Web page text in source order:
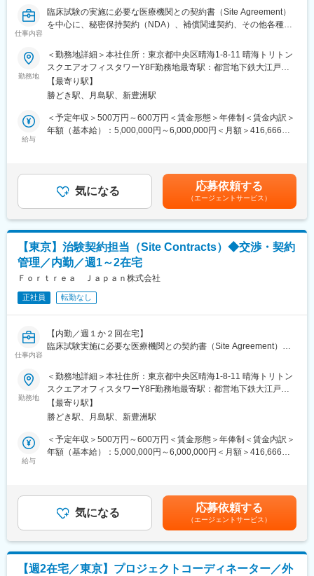
その後各拠点に配属され先輩社員から業務を引継ぎながらOJT担
当者とともに医療機関へ同行する等徐々に業務を身に着けます。
入社後1年程度で一人で担当を持てるようになりますが、その後も
す。
変更の範囲：会社の定める業務
▽働き方について
◎有給,フレキシブル休暇は入社時から使用可能です。
◎出社率は30%程度（週1～2回）、残業も平均15時間以下とワー
クライフバランスが実現できます。
■研修制度：
実践的な階層別研修や職種別研修、全社共有専門研修など、社員
「組織の長としてメンバー育成や事業の成長に貢献する」、「プ
ロフェッショナルとして専門性をとことん突き詰める」、「ビジ
ネスリーダーとして顧客に付加価値を提供する」等々、個人の経
験や適性、希望に応じたキャリアパスが用意されています。さら
に、適材適所・組織活性化を目的に、EPSグループ内の他職種へ
チャレンジすることが可能で自律的なキャリアチェンジができる
「社内公募」「自己申告」などの制度も整備されております。
変更の範囲：会社の定める業務
仕事内容
臨床試験の実施に必要な医療機関との契約書（Site Agreement）
を中心に、秘密保持契約（NDA）、補償関連契約、その他各種契
臨床試験チームや社内関係部署、医療機関と連携しながら、契約
締結プロセスを円滑に推進するとともに、契約管理システムの運
用、契約書類の管理・保管業務を担います。SOPや関連手順書を
遵守し、高品質かつ効率的な契約業務の遂行を通じて、臨床試験
の円滑な立ち上げ・運営に貢献していただきます。
■仕事内容：
交渉および締結支援
秘密保持契約（NDA）、補償契約（Indemnification Letter）など
各種契約書の作成・管理
□契約管理・進捗管理
契約管理システム（SAMS等）への情報登録および進捗管理
契約締結状況や契約ステータスのモニタリングおよびレポーティ
契約書類の電子・紙媒体での保管および文書管理
契約締結後の関係部署への通知や契約情報の共有
□関係者との連携
臨床試験チーム、プロジェクトマネジメント、ビジネス開発部
契約交渉における課題やリスクの早期発見およびエスカレーショ
ン
契約締結の遅延防止に向けた調整およびフォローアップ
社内外からの契約関連問い合わせへの対応
□業務改善・コンプライアンス
SOPおよび各種業務手順に基づく業務遂行
その他、会社が指示する関連業務
□働き方
・週１回か２回在宅可能
・将来的にプロジェクトによってはCRA業務として就業頂く可能
性ごございます。
勤務地
＜勤務地詳細＞本社住所：東京都中央区晴海1-8-11 晴海トリトン
スクエアオフィスタワーY8F勤務地最寄駅：都営地下鉄大江戸線
／勝どき駅受動喫煙対策：屋内全面禁煙変更の範囲：会社の定め
る事業所
【最寄り駅】
勝どき駅、月島駅、新豊洲駅
給与
＜予定年収＞500万円～600万円＜賃金形態＞年俸制＜賃金内訳＞
年額（基本給）：5,000,000円～6,000,000円＜月額＞416,666円
気になる 応募依頼する
（エージェントサービス）
【東京】治験契約担当（Site Contracts）◆交渉・契約
管理／内勤／週1～2在宅
Ｆｏｒｔｒｅａ Ｊａｐａｎ株式会社
正社員 転勤なし
仕事内容
【内勤／週１か２回在宅】
臨床試験実施に必要な医療機関との契約書（Site Agreement）を
書の作成・レビュー・交渉・締結支援を担当いただきます。臨床
試験チームや社内関連部署と連携しながら、契約締結プロセスを
円滑に推進し、契約管理システムの運用および契約関連文書の適
切な管理を行います。SOPや関連手順書に基づき、高品質かつ効
率的な契約業務を推進するポジションです。
■仕事内容：
□契約書作成・交渉業務
他臨床試験関連契約の作成・交渉・管理
契約内容が会社方針および法的要件に適合していることを確認
社外関係者との契約条件交渉および調整
契約管理システム（SAMS等）への情報入力および進捗管理
契約書のステータス管理、締結状況のモニタリングおよびレポー
勤務地
＜勤務地詳細＞本社住所：東京都中央区晴海1-8-11 晴海トリトン
スクエアオフィスタワーY8F勤務地最寄駅：都営地下鉄大江戸線
／勝どき駅受動喫煙対策：屋内全面禁煙変更の範囲：会社の定め
る事業所
【最寄り駅】
勝どき駅、月島駅、新豊洲駅
給与
＜予定年収＞500万円～600万円＜賃金形態＞年俸制＜賃金内訳＞
年額（基本給）：5,000,000円～6,000,000円＜月額＞416,666円
気になる 応募依頼する
（エージェントサービス）
【週2在宅／東京】プロジェクトコーディネーター／外